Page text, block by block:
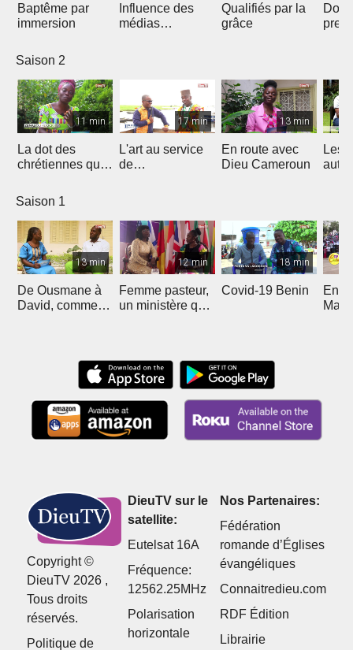
Baptême par
immersion
Influence des
médias
Qualifiés par la
grâce
Saison 2
11 min
La dot des
chrétiennes qui
17 min
L'art au service
de
13 min
En route avec
Dieu Cameroun
Les
Saison 1
13 min
De Ousmane à
David, comment
12 min
Femme pasteur,
un ministère qui
18 min
Covid-19 Benin
En
Mali
Copyright ©
DieuTV 2026 ,
Tous droits
réservés.
Politique de
DieuTV sur le
satellite:
Eutelsat 16A
Fréquence:
12562.25MHz
Polarisation
horizontale
Nos Partenaires:
Fédération
romande d’Églises
évangéliques
Connaitredieu.com
RDF Édition
Librairie